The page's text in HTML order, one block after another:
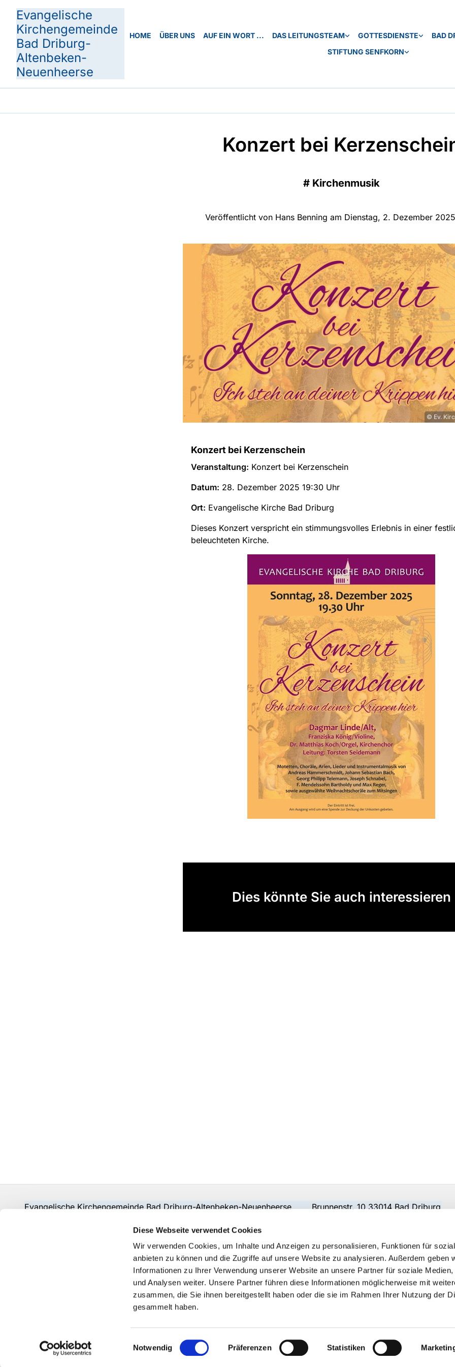
Diese Webseite verwendet Cookies
Wir verwenden Cookies, um Inhalte und Anzeigen zu personalisieren, Funktionen für
anbieten zu können und die Zugriffe auf unsere Website zu analysieren. Außerdem geben
Informationen zu Ihrer Verwendung unserer Website an unsere Partner für soziale Medien,
und Analysen weiter. Unsere Partner führen diese Informationen möglicherweise mit
zusammen, die Sie ihnen bereitgestellt haben oder die sie im Rahmen Ihrer Nutzung der
gesammelt haben.
Einwilligungsauswahl
Notwendig Präferenzen Statistiken
Evangelische
Kirchengemeinde
Bad Driburg-
Altenbeken-
Neuenheerse
HOME ÜBER UNS AUF EIN WORT ... DAS LEITUNGSTEAM GOTTESDIENSTE
BAD
STIFTUNG SENFKORN
Konzert bei
# Kirchenmusik
Veröffentlicht von Hans Benning am Dienstag, 2. Dezember
© Ev.
Konzert bei Kerzenschein
Veranstaltung: Konzert bei Kerzenschein
Datum: 28. Dezember 2025 19:30 Uhr
Ort: Evangelische Kirche Bad Driburg
Dieses Konzert verspricht ein stimmungsvolles Erlebnis in einer
beleuchteten Kirche.
Dies könnte Sie auch interessieren
Evangelische Kirchengemeinde Bad Driburg-Altenbeken-Neuenheerse Brunnenstr. 10 33014 Bad Driburg